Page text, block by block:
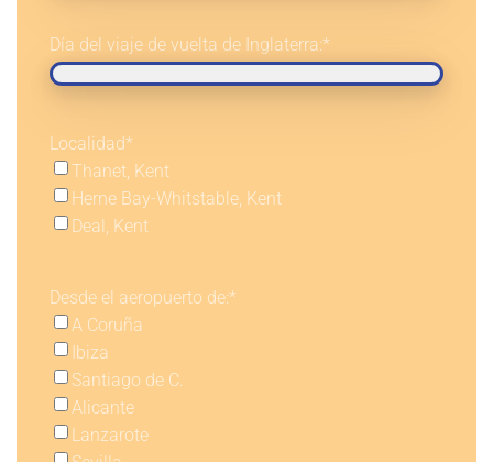
Día del viaje de vuelta de Inglaterra:*
Localidad*
Thanet, Kent
Herne Bay-Whitstable, Kent
Deal, Kent
Desde el aeropuerto de:*
A Coruña
Ibiza
Santiago de C.
Alicante
Lanzarote